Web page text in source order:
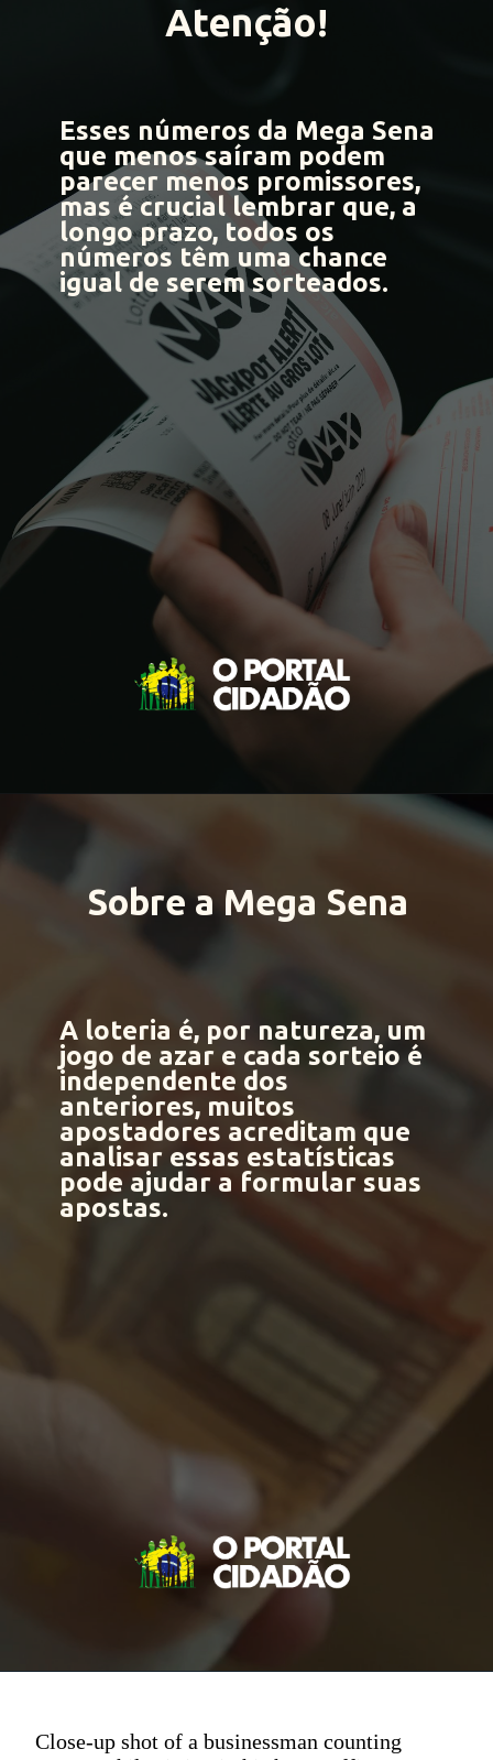
Atenção!
Esses números da Mega Sena
que menos saíram podem
parecer menos promissores,
mas é crucial lembrar que, a
longo prazo, todos os
números têm uma chance
igual de serem sorteados.
Sobre a Mega Sena
A loteria é, por natureza, um
jogo de azar e cada sorteio é
independente dos
anteriores, muitos
apostadores acreditam que
analisar essas estatísticas
pode ajudar a formular suas
apostas.
Close-up shot of a businessman counting